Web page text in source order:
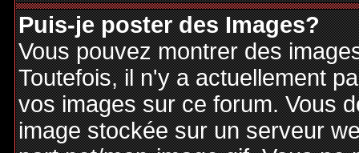
Puis-je poster des Images?
Vous pouvez montrer des
Toutefois, il n'y a actuellement
vos images sur ce forum. Vous
image stockée sur un serveur